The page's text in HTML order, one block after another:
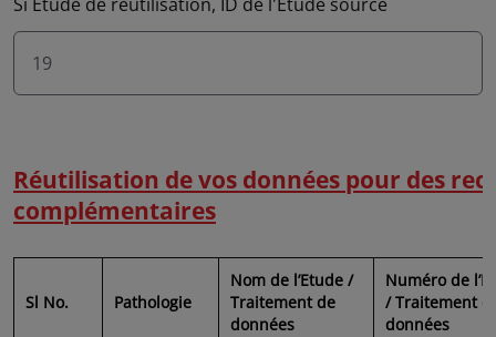
19
Réutilisation de vos données pour des
complémentaires
Sl No. Pathologie
Nom de l’Etude /
Traitement de
données
Numéro de
/ Traitement
données